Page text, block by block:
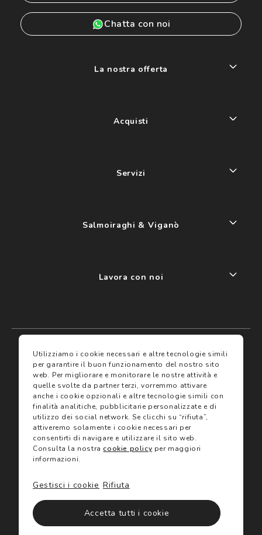
I miei preferiti
Assicurazioni
Servizi
Trova negozio
Gift Card
Chatta con noi
La nostra offerta
Acquisti
Servizi
Salmoiraghi & Viganò
Lavora con noi
Termini e condizioni
Termini di vendita
Avvertenze e informazioni di sicurezza sui prodotti
Informativa sulla Privacy
Utilizzo dei cookie
Utilizziamo i cookie necessari e altre tecnologie simili
per garantire il buon funzionamento del nostro sito
web. Per migliorare e monitorare le nostre attività e
quelle svolte da partner terzi, vorremmo attivare
anche i cookie opzionali e altre tecnologie simili con
finalità analitiche, pubblicitarie personalizzate e di
utilizzo dei social network. Se clicchi su “rifiuta”,
attiveremo solamente i cookie necessari per
consentirti di navigare e utilizzare il sito web.
Consulta la nostracookie policy per maggiori
informazioni.
Accetta tutti i cookie
Rifiuta
Gestisci i cookie